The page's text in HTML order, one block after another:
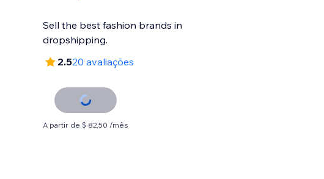
Sell the best fashion brands in
dropshipping.
2.520 avaliações
A partir de $ 82,50 /mês